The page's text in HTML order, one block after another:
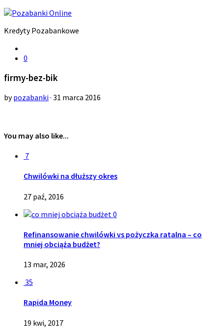
Kredyty Pozabankowe
0
firmy-bez-bik
bypozabanki· 31 marca 2016
You may also like...
7
Chwilówki na dłuższy okres
27 paź, 2016
0
Refinansowanie chwilówki vs pożyczka ratalna – co
mniej obciąża budżet?
13 mar, 2026
35
Rapida Money
19 kwi, 2017